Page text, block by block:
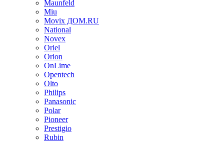
Maunfeld
Miu
Movix ДОМ.RU
National
Novex
Oriel
Orion
OnLime
Opentech
Olto
Philips
Panasonic
Polar
Pioneer
Prestigio
Rubin